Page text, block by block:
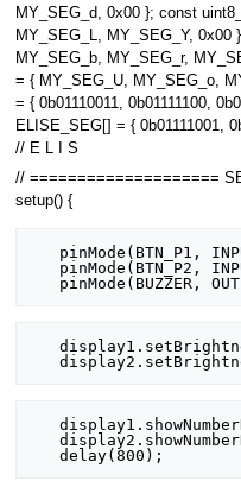
MY_SEG_d, 0x00 }; const
MY_SEG_L, MY_SEG_Y,
MY_SEG_b, MY_SEG_r,
= { MY_SEG_U, MY_SEG_o,
= { 0b01110011, 0b01111100,
ELISE_SEG[] = { 0b01111001,
// E L I S
// ====================
setup() {
   display1.setBrightness(setBrightness);
   display1.showNumberDec(8888);
   display2.showNumberDec(8888);